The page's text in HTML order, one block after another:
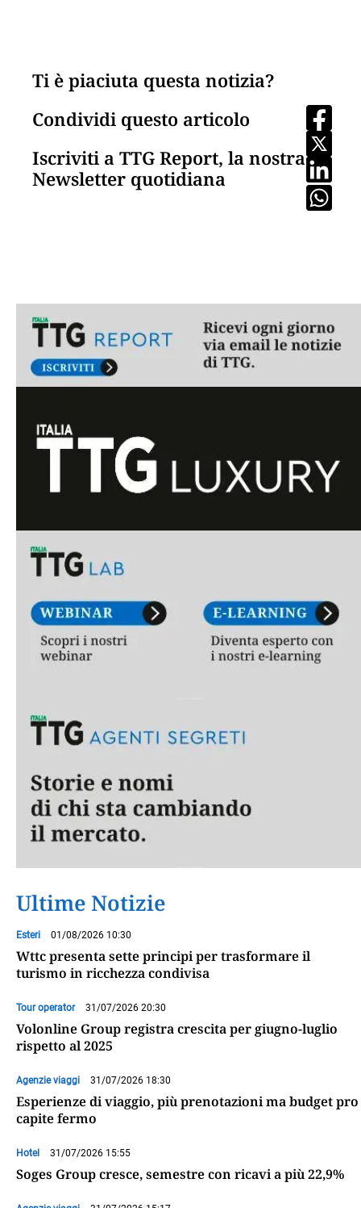
Ti è piaciuta questa notizia?
Condividi questo articolo
Iscriviti a TTG Report, la nostra
Newsletter quotidiana
Ultime Notizie
Esteri 01/08/2026 10:30
Wttc presenta sette principi per trasformare il
turismo in ricchezza condivisa
Tour operator 31/07/2026 20:30
Volonline Group registra crescita per giugno-luglio
rispetto al 2025
Agenzie viaggi 31/07/2026 18:30
Esperienze di viaggio, più prenotazioni ma budget pro
capite fermo
Hotel 31/07/2026 15:55
Soges Group cresce, semestre con ricavi a più 22,9%